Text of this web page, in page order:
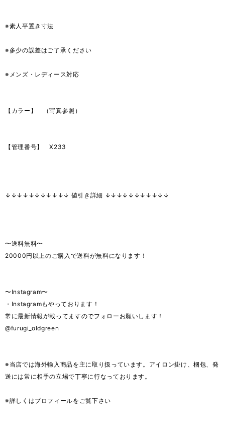
※素人平置き寸法
※多少の誤差はご了承ください
※メンズ・レディース対応
【カラー】 （写真参照）
【管理番号】 X233
↓↓↓↓↓↓↓↓↓↓↓ 値引き詳細 ↓↓↓↓↓↓↓↓↓↓↓
〜送料無料〜
20000円以上のご購入で送料が無料になります！
〜Instagram〜
・Instagramもやっております！
常に最新情報が載ってますのでフォローお願いします！
@furugi_oldgreen
※当店では海外輸入商品を主に取り扱っています。アイロン掛け、梱包、発
送には常に相手の立場で丁寧に行なっております。
※詳しくはプロフィールをご覧下さい